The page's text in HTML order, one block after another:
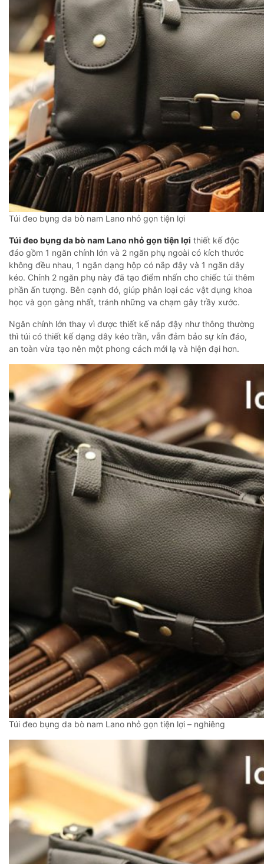
Túi đeo bụng da bò nam Lano nhỏ gọn tiện lợi
Túi đeo bụng da bò nam Lano nhỏ gọn tiện lợi thiết kế độc
đáo gồm 1 ngăn chính lớn và 2 ngăn phụ ngoài có kích thước
không đều nhau, 1 ngăn dạng hộp có nắp đậy và 1 ngăn dây
kéo. Chính 2 ngăn phụ này đã tạo điểm nhấn cho chiếc túi thêm
phần ấn tượng. Bên cạnh đó, giúp phân loại các vật dụng khoa
học và gọn gàng nhất, tránh những va chạm gây trầy xước.
Ngăn chính lớn thay vì được thiết kế nắp đậy như thông thường
thì túi có thiết kế dạng dây kéo trần, vẫn đảm bảo sự kín đáo,
an toàn vừa tạo nên một phong cách mới lạ và hiện đại hơn.
Túi đeo bụng da bò nam Lano nhỏ gọn tiện lợi – nghiêng